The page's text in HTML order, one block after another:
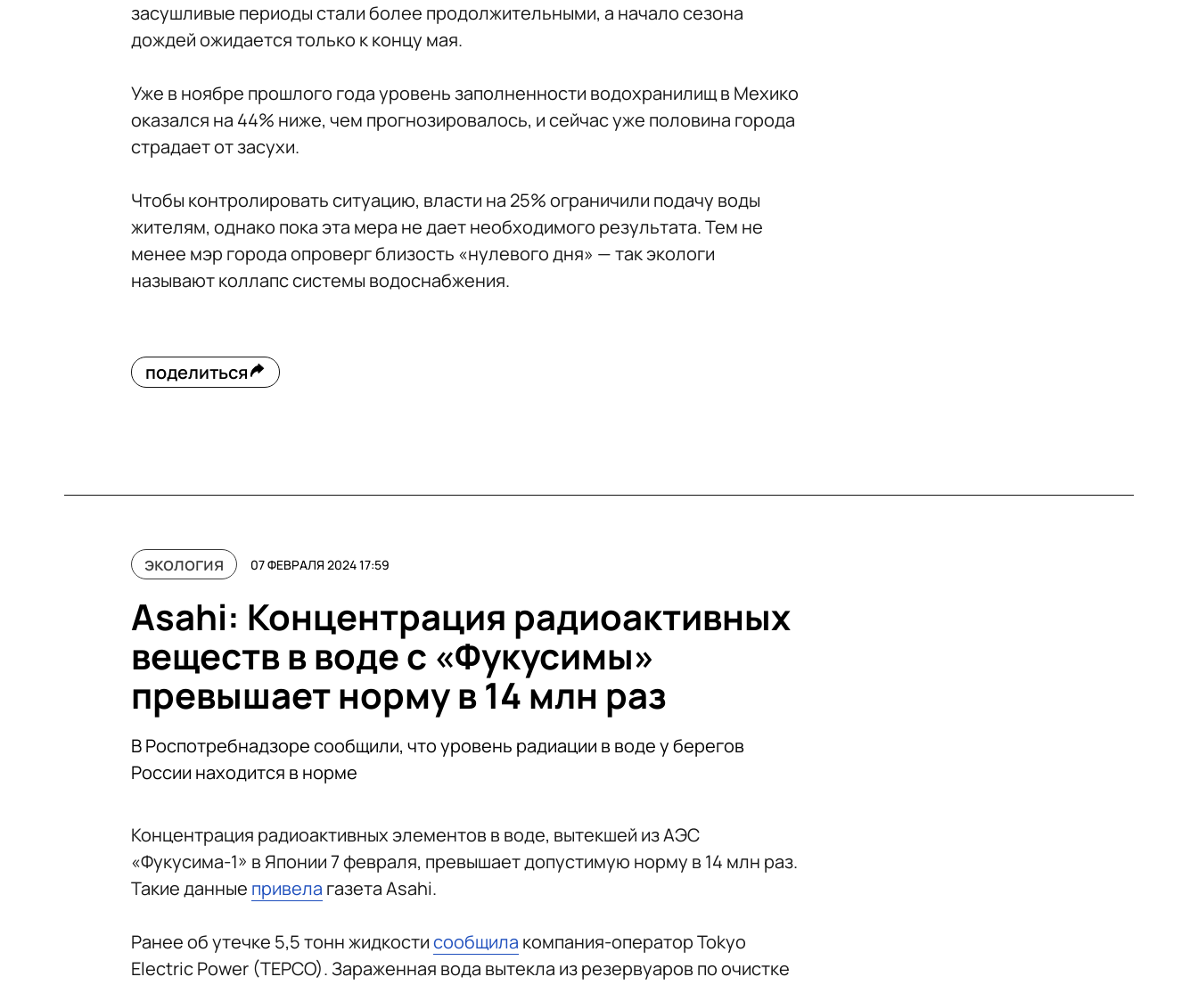
засушливые периоды стали более продолжительными, а начало сезона
дождей ожидается только к концу мая.
Уже в ноябре прошлого года уровень заполненности водохранилищ в Мехико
оказался на 44% ниже, чем прогнозировалось, и сейчас уже половина города
страдает от засухи.
Чтобы контролировать ситуацию, власти на 25% ограничили подачу воды
жителям, однако пока эта мера не дает необходимого результата. Тем не
менее мэр города опроверг близость «нулевого дня» — так экологи
называют коллапс системы водоснабжения.
поделиться
экология 07 ФЕВРАЛЯ 2024 17:59
Asahi: Концентрация радиоактивных
веществ в воде с «Фукусимы»
превышает норму в 14 млн раз
В Роспотребнадзоре сообщили, что уровень радиации в воде у берегов
России находится в норме
Концентрация радиоактивных элементов в воде, вытекшей из АЭС
«Фукусима-1» в Японии 7 февраля, превышает допустимую норму в 14 млн раз.
Такие данные привела газета Asahi.
Ранее об утечке 5,5 тонн жидкостисообщила компания-оператор Tokyo
Electric Power (TEPCO). Зараженная вода вытекла из резервуаров по очистке